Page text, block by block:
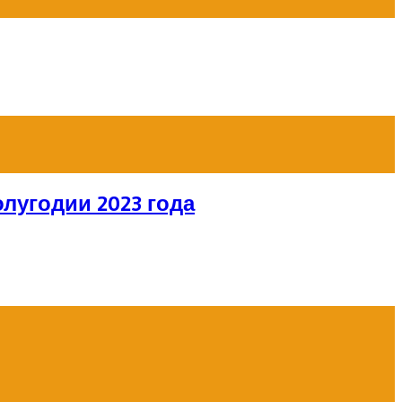
2023 года